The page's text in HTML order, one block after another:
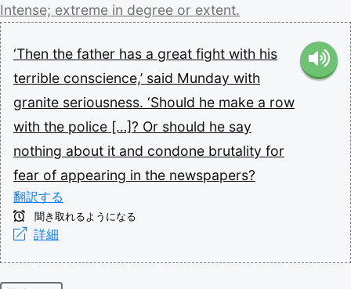
Intense; extreme in degree or extent.
‘Then the father has a great fight with his
terrible conscience,’ said Munday with
granite seriousness. ‘Should he make a row
with the police […]? Or should he say
nothing about it and condone brutality for
fear of appearing in the newspapers?
翻訳する
聞き取れるようになる
詳細